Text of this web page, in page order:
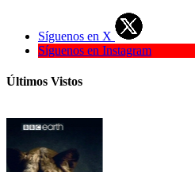
Síguenos en X
Síguenos en Instagram
Últimos Vistos